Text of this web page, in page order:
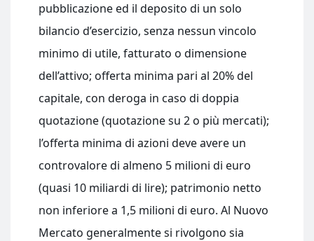
pubblicazione ed il deposito di un solo
bilancio d’esercizio, senza nessun vincolo
minimo di utile, fatturato o dimensione
dell’attivo; offerta minima pari al 20% del
capitale, con deroga in caso di doppia
quotazione (quotazione su 2 o più mercati);
l’offerta minima di azioni deve avere un
controvalore di almeno 5 milioni di euro
(quasi 10 miliardi di lire); patrimonio netto
non inferiore a 1,5 milioni di euro. Al Nuovo
Mercato generalmente si rivolgono sia